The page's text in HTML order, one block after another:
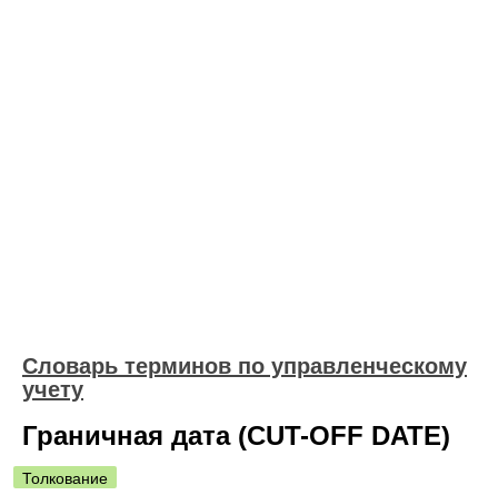
Словарь терминов по управленческому
учету
Граничная дата (CUT-OFF DATE)
Толкование